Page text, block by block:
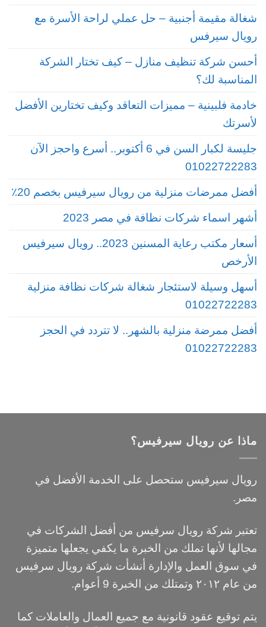
شغالة مقيمة أجنبية – حل عملي لراحة الأسرة مع
رويال سيرفس
أحسن شركة تنظيف منازل – كيف تختار الشركة
المناسبة لك؟
خادمة فلبينية – مميزات التعاقد وكيف تختارين الأفضل
لأسرتك
جليسة لكبار السن في 6 أكتوبر.. أسرع واحجز الآن
01022722283
أفضل ممرضات منزلية من رويال سيرفيس بخصم 20٪
أشهر اسماء شركات نظافة في مصر 2023
أسعار مكتب رعاية المسنين 2023.. رويال سيرفيس
الأرخص
أسهل وسيلة لاستئجار شغالة شركات نظافة منزلية
01022722283
أفضل ممرضة منزلية بالشهر.. لا تتردد في الحجز
01022722283
ماذا عن رويال سيرفيس؟
رويال سيرفيس ستحصل على الخدمة الأفضل في
مصر.
تعتبر شركة رويال سرفيس من أفضل الشركات في
مجالها لأنها تملك من الخبرة ما يكفي يجعلها متميزة
في سوق العمل والإدارة أنشأت شركة رويال سرفيس
من عام ٢٠١٢ وتمتلك من الخبرة 9 أعوام.
يتم توقيع عقود قانونية مع جميع العمال والعاملات كما